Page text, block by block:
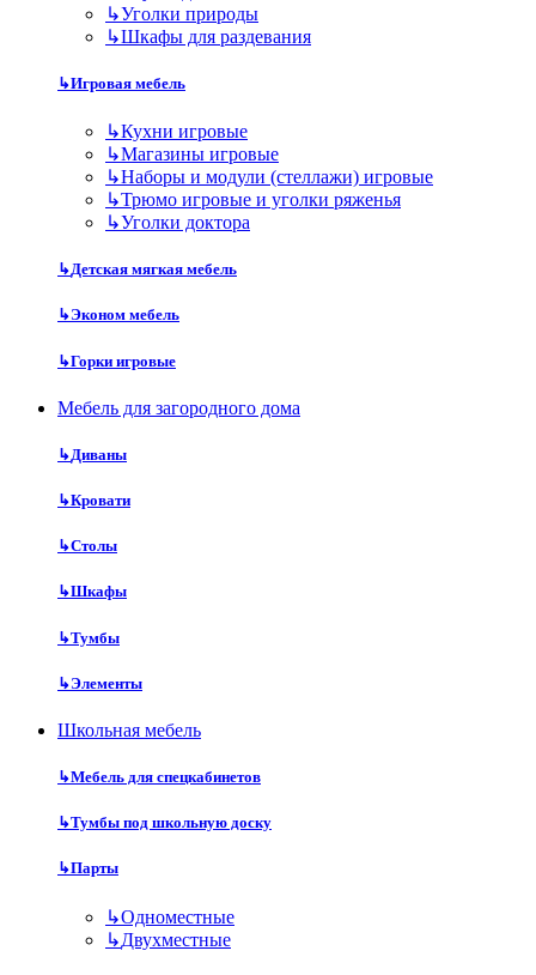
↳Уголки природы
↳Шкафы для раздевания
↳Игровая мебель
↳Кухни игровые
↳Магазины игровые
↳Наборы и модули (стеллажи) игровые
↳Трюмо игровые и уголки ряженья
↳Уголки доктора
↳Детская мягкая мебель
↳Эконом мебель
↳Горки игровые
Мебель для загородного дома
↳Диваны
↳Кровати
↳Столы
↳Шкафы
↳Тумбы
↳Элементы
Школьная мебель
↳Мебель для спецкабинетов
↳Тумбы под школьную доску
↳Парты
↳Одноместные
↳Двухместные